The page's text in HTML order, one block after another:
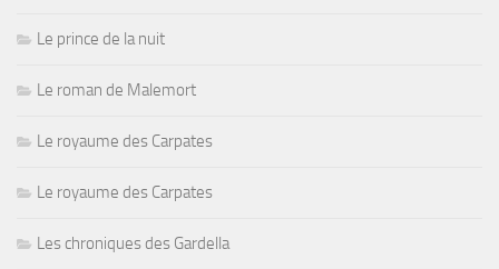
Le prince de la nuit
Le roman de Malemort
Le royaume des Carpates
Le royaume des Carpates
Les chroniques des Gardella